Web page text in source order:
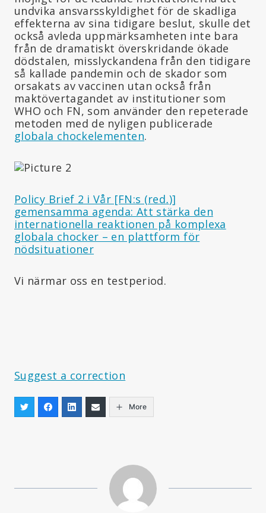
undvika ansvarsskyldighet för de skadliga
effekterna av sina tidigare beslut, skulle det
också avleda uppmärksamheten inte bara
från de dramatiskt överskridande ökade
dödstalen, misslyckandena från den tidigare
så kallade pandemin och de skador som
orsakats av vaccinen utan också från
maktövertagandet av institutioner som
WHO och FN, som använder den repeterade
metoden med de nyligen publicerade
globala chockelementen.
Policy Brief 2 i Vår [FN:s (red.)]
gemensamma agenda: Att stärka den
internationella reaktionen på komplexa
globala chocker – en plattform för
nödsituationer
Vi närmar oss en testperiod.
Suggest a correction
More